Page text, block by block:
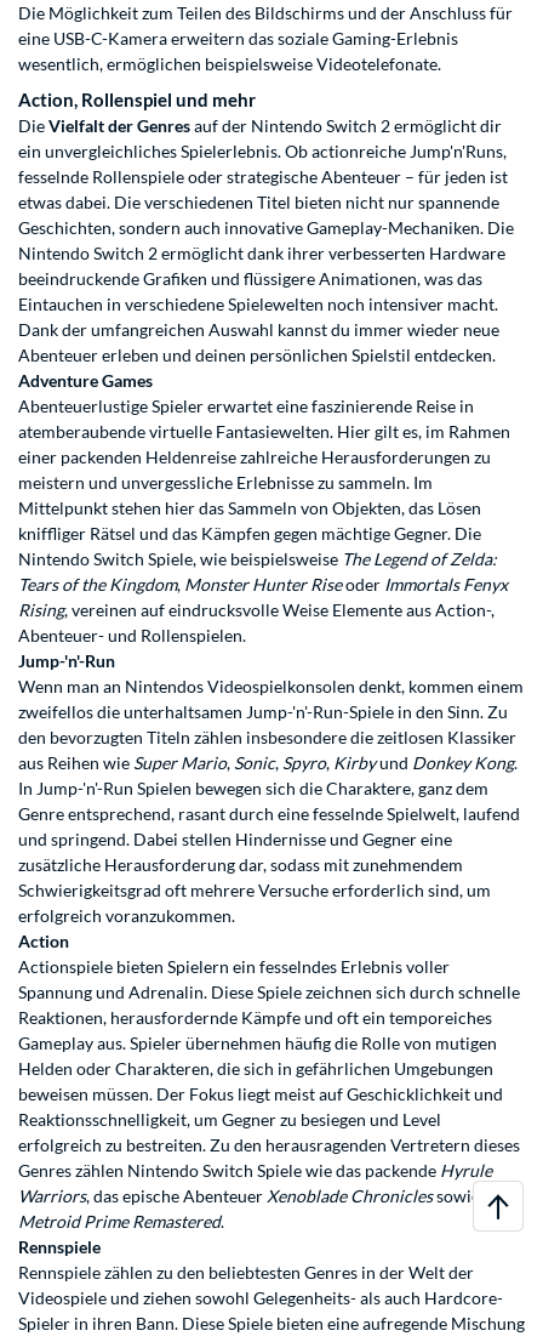
Die Möglichkeit zum Teilen des Bildschirms und der Anschluss für
eine USB-C-Kamera erweitern das soziale Gaming-Erlebnis
wesentlich, ermöglichen beispielsweise Videotelefonate.
Action, Rollenspiel und mehr
DieVielfalt der Genresauf der Nintendo Switch 2 ermöglicht dir
ein unvergleichliches Spielerlebnis. Ob actionreiche Jump'n'Runs,
fesselnde Rollenspiele oder strategische Abenteuer – für jeden ist
etwas dabei. Die verschiedenen Titel bieten nicht nur spannende
Geschichten, sondern auch innovative Gameplay-Mechaniken. Die
Nintendo Switch 2 ermöglicht dank ihrer verbesserten Hardware
beeindruckende Grafiken und flüssigere Animationen, was das
Eintauchen in verschiedene Spielewelten noch intensiver macht.
Dank der umfangreichen Auswahl kannst du immer wieder neue
Abenteuer erleben und deinen persönlichen Spielstil entdecken.
Adventure Games
Abenteuerlustige Spieler erwartet eine faszinierende Reise in
atemberaubende virtuelle Fantasiewelten. Hier gilt es, im Rahmen
einer packenden Heldenreise zahlreiche Herausforderungen zu
meistern und unvergessliche Erlebnisse zu sammeln. Im
Mittelpunkt stehen hier das Sammeln von Objekten, das Lösen
kniffliger Rätsel und das Kämpfen gegen mächtige Gegner. Die
Nintendo Switch Spiele, wie beispielsweise The Legend of Zelda:
Tears of the Kingdom, Monster Hunter Riseoder Immortals Fenyx
Rising, vereinen auf eindrucksvolle Weise Elemente aus Action-,
Abenteuer- und Rollenspielen.
Jump-'n'-Run
Wenn man an Nintendos Videospielkonsolen denkt, kommen einem
zweifellos die unterhaltsamen Jump-'n'-Run-Spiele in den Sinn. Zu
den bevorzugten Titeln zählen insbesondere die zeitlosen Klassiker
aus Reihen wie Super Mario, Sonic, Spyro, Kirbyund Donkey Kong.
In Jump-'n'-Run Spielen bewegen sich die Charaktere, ganz dem
Genre entsprechend, rasant durch eine fesselnde Spielwelt, laufend
und springend. Dabei stellen Hindernisse und Gegner eine
zusätzliche Herausforderung dar, sodass mit zunehmendem
Schwierigkeitsgrad oft mehrere Versuche erforderlich sind, um
erfolgreich voranzukommen.
Action
Actionspiele bieten Spielern ein fesselndes Erlebnis voller
Spannung und Adrenalin. Diese Spiele zeichnen sich durch schnelle
Reaktionen, herausfordernde Kämpfe und oft ein temporeiches
Gameplay aus. Spieler übernehmen häufig die Rolle von mutigen
Helden oder Charakteren, die sich in gefährlichen Umgebungen
beweisen müssen. Der Fokus liegt meist auf Geschicklichkeit und
Reaktionsschnelligkeit, um Gegner zu besiegen und Level
erfolgreich zu bestreiten. Zu den herausragenden Vertretern dieses
Genres zählen Nintendo Switch Spiele wie das packende Hyrule
Warriors, das epische AbenteuerXenoblade Chroniclessowie
Metroid Prime Remastered.
Rennspiele
Rennspiele zählen zu den beliebtesten Genres in der Welt der
Videospiele und ziehen sowohl Gelegenheits- als auch Hardcore-
Spieler in ihren Bann. Diese Spiele bieten eine aufregende Mischung